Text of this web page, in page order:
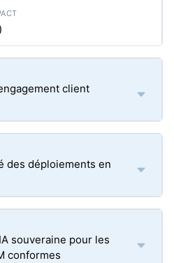
client
des déploiements en
souveraine pour les
conformes